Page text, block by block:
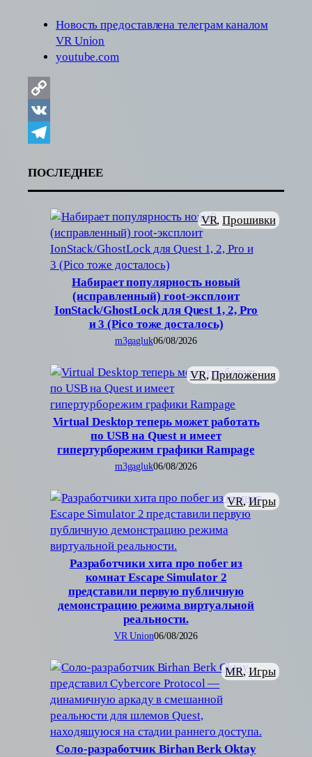
Новость предоставлена телеграм каналом
VR Union
youtube.com
Copy
Link
VK
ПОСЛЕДНЕЕ
Набирает популярность новый
(исправленный) root-эксплоит
IonStack/GhostLock для Quest 1, 2, Pro
и 3 (Pico тоже досталось)
VR, Прошивки
m3gagluk06/08/2026
Virtual Desktop теперь может работать
по USB на Quest и имеет
гипертурборежим графики Rampage
VR, Приложения
m3gagluk06/08/2026
Разработчики хита про побег из
комнат Escape Simulator 2
представили первую публичную
демонстрацию режима виртуальной
реальности.
VR, Игры
VR Union06/08/2026
Соло-разработчик Birhan Berk Oktay
MR, Игры